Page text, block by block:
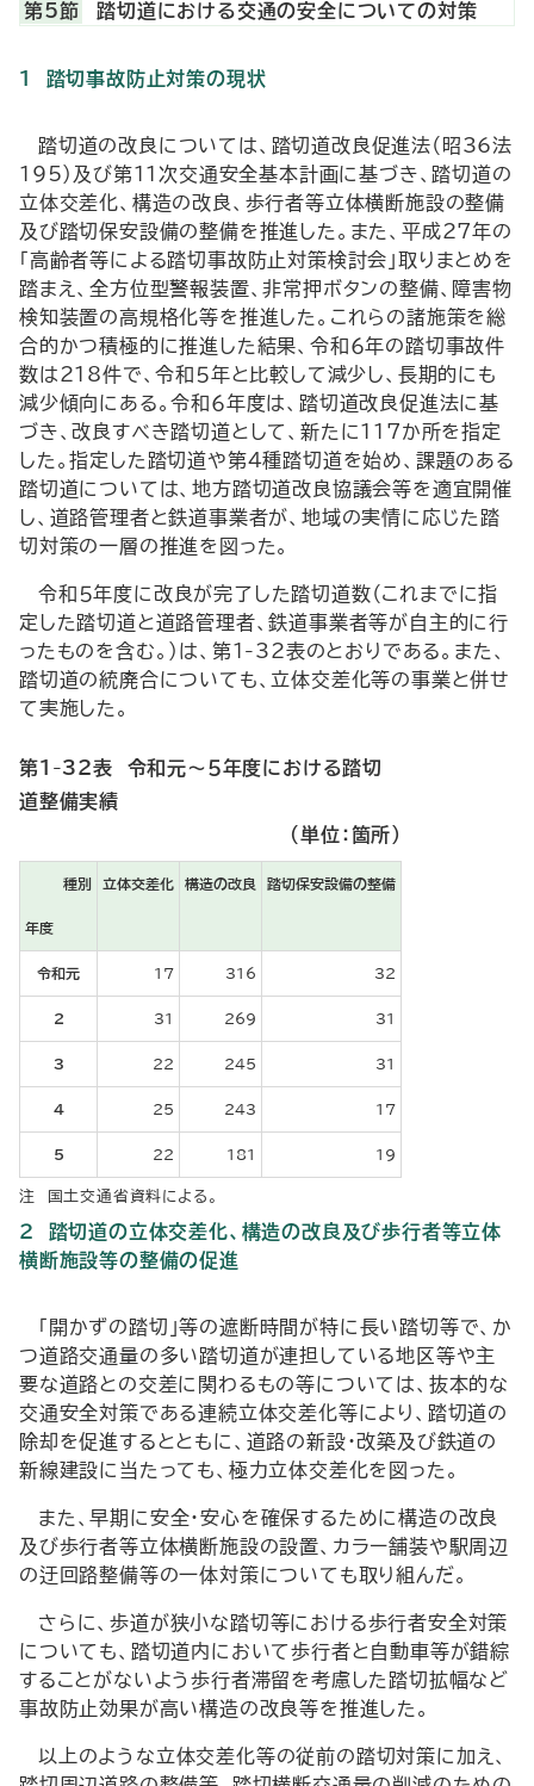
第5節 踏切道における交通の安全についての対策
１ 踏切事故防止対策の現状
踏切道の改良については、踏切道改良促進法（昭36法
195）及び第11次交通安全基本計画に基づき、踏切道の
立体交差化、構造の改良、歩行者等立体横断施設の整備
及び踏切保安設備の整備を推進した。また、平成27年の
「高齢者等による踏切事故防止対策検討会」取りまとめを
踏まえ、全方位型警報装置、非常押ボタンの整備、障害物
検知装置の高規格化等を推進した。これらの諸施策を総
合的かつ積極的に推進した結果、令和６年の踏切事故件
数は218件で、令和５年と比較して減少し、長期的にも
減少傾向にある。令和６年度は、踏切道改良促進法に基
づき、改良すべき踏切道として、新たに117か所を指定
した。指定した踏切道や第４種踏切道を始め、課題のある
踏切道については、地方踏切道改良協議会等を適宜開催
し、道路管理者と鉄道事業者が、地域の実情に応じた踏
切対策の一層の推進を図った。
令和５年度に改良が完了した踏切道数（これまでに指
定した踏切道と道路管理者、鉄道事業者等が自主的に行
ったものを含む。）は、第1-32表のとおりである。また、
踏切道の統廃合についても、立体交差化等の事業と併せ
て実施した。
第1-32表 令和元～５年度における踏切
道整備実績
（単位：箇所）
種別 立体交差化 構造の改良 踏切保安設備の整備
年度
令和元 17 316 32
2 31 269 31
3 22 245 31
4 25 243 17
5 22 181 19
注 国土交通省資料による。
２ 踏切道の立体交差化、構造の改良及び歩行者等立体
横断施設等の整備の促進
「開かずの踏切」等の遮断時間が特に長い踏切等で、か
つ道路交通量の多い踏切道が連担している地区等や主
要な道路との交差に関わるもの等については、抜本的な
交通安全対策である連続立体交差化等により、踏切道の
除却を促進するとともに、道路の新設・改築及び鉄道の
新線建設に当たっても、極力立体交差化を図った。
また、早期に安全・安心を確保するために構造の改良
及び歩行者等立体横断施設の設置、カラー舗装や駅周辺
の迂回路整備等の一体対策についても取り組んだ。
さらに、歩道が狭小な踏切等における歩行者安全対策
についても、踏切道内において歩行者と自動車等が錯綜
することがないよう歩行者滞留を考慮した踏切拡幅など
事故防止効果が高い構造の改良等を推進した。
以上のような立体交差化等の従前の踏切対策に加え、